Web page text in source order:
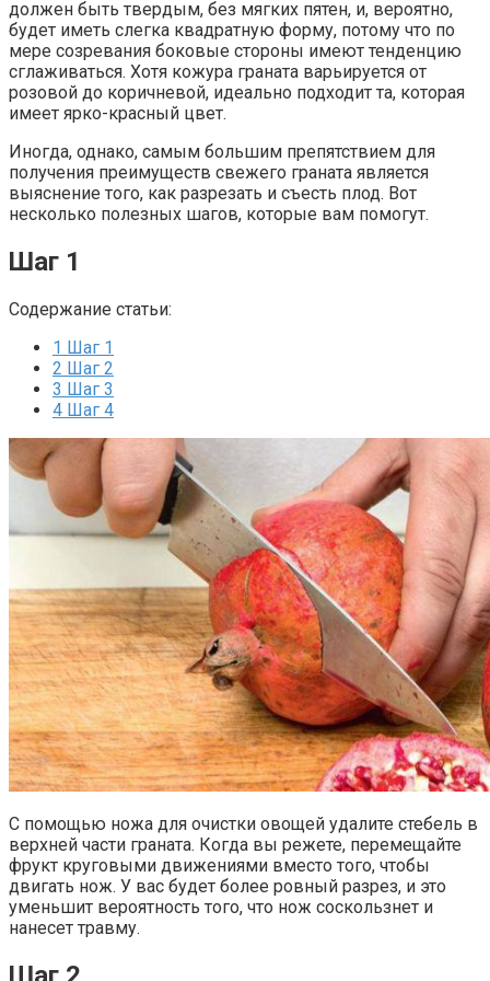
должен быть твердым, без мягких пятен, и, вероятно,
будет иметь слегка квадратную форму, потому что по
мере созревания боковые стороны имеют тенденцию
сглаживаться. Хотя кожура граната варьируется от
розовой до коричневой, идеально подходит та, которая
имеет ярко-красный цвет.
Иногда, однако, самым большим препятствием для
получения преимуществ свежего граната является
выяснение того, как разрезать и съесть плод. Вот
несколько полезных шагов, которые вам помогут.
Шаг 1
Содержание статьи:
1 Шаг 1
2 Шаг 2
3 Шаг 3
4 Шаг 4
С помощью ножа для очистки овощей удалите стебель в
верхней части граната. Когда вы режете, перемещайте
фрукт круговыми движениями вместо того, чтобы
двигать нож. У вас будет более ровный разрез, и это
уменьшит вероятность того, что нож соскользнет и
нанесет травму.